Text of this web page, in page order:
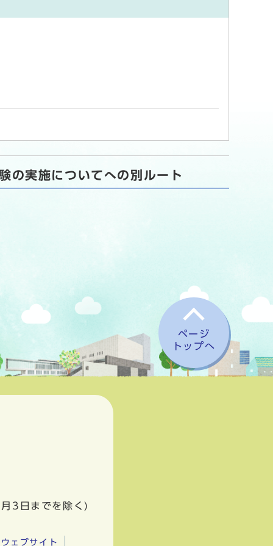
の実施についてへの別ルート
ページ
トップへ
3日までを除く)
ェブサイト